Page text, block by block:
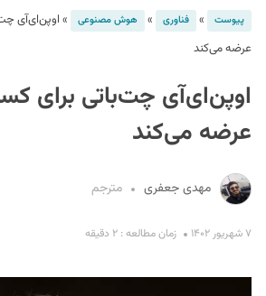
پیوست » فناوری » هوش مصنوعی » اوپن‌ای‌آی
عرضه می‌کند
اوپن‌ای‌آی چت‌باتی برای
عرضه می‌کند
مهدی جعفری مترجم
۷ شهریور ۱۴۰۲ زمان مطالعه : ۲ دقیقه